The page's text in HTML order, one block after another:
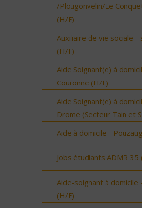
/Plougonvelin/Le
(H/F)
Auxiliaire de vie sociale
(H/F)
Aide Soignant(e) à
Couronne (H/F)
Aide Soignant(e) à
Drome (Secteur Tain et
Aide à domicile -
Jobs étudiants ADMR 35
Aide-soignant à domicile
(H/F)